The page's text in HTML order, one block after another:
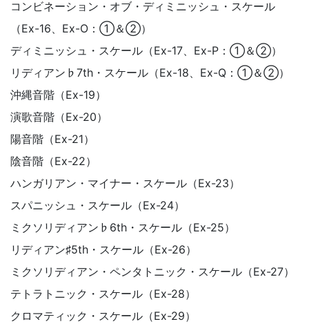
コンビネーション・オブ・ディミニッシュ・スケール
（Ex-16、Ex-O：①＆②）
ディミニッシュ・スケール（Ex-17、Ex-P：①＆②）
リディアン♭7th・スケール（Ex-18、Ex-Q：①＆②）
沖縄音階（Ex-19）
演歌音階（Ex-20）
陽音階（Ex-21）
陰音階（Ex-22）
ハンガリアン・マイナー・スケール（Ex-23）
スパニッシュ・スケール（Ex-24）
ミクソリディアン♭6th・スケール（Ex-25）
リディアン♯5th・スケール（Ex-26）
ミクソリディアン・ペンタトニック・スケール（Ex-27）
テトラトニック・スケール（Ex-28）
クロマティック・スケール（Ex-29）